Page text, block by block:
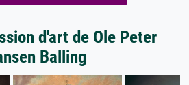
d'art de Ole Peter
Balling